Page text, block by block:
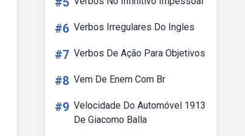
#6 Verbos Irregulares Do Ingles
#7 Verbos De Ação Para Objetivos
#8 Vem De Enem Com Br
#9 Velocidade Do Automóvel 1913
De Giacomo Balla